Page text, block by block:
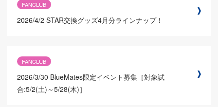
FANCLUB
2026/4/2 STAR交換グッズ4月分ラインナップ！
FANCLUB
2026/3/30 BlueMates限定イベント募集［対象試
合:5/2(土)～5/28(木)］